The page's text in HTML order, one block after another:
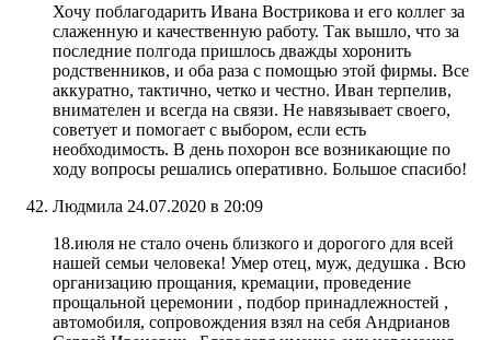
Хочу поблагодарить Ивана Вострикова и его коллег за
слаженную и качественную работу. Так вышло, что за
последние полгода пришлось дважды хоронить
родственников, и оба раза с помощью этой фирмы. Все
аккуратно, тактично, четко и честно. Иван терпелив,
внимателен и всегда на связи. Не навязывает своего,
советует и помогает с выбором, если есть
необходимость. В день похорон все возникающие по
ходу вопросы решались оперативно. Большое спасибо!
Людмила 24.07.2020 в 20:09
18.июля не стало очень близкого и дорогого для всей
нашей семьи человека! Умер отец, муж, дедушка . Всю
организацию прощания, кремации, проведение
прощальной церемонии , подбор принадлежностей ,
автомобиля, сопровождения взял на себя Андрианов